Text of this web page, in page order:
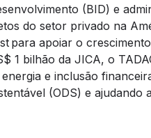
(BID) e
do setor privado na
para apoiar o
1 bilhão da JICA, o
e inclusão
(ODS) e